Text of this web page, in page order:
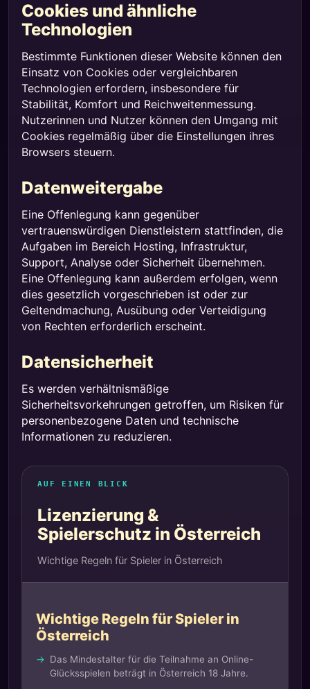
Cookies und ähnliche
Technologien
Bestimmte Funktionen dieser Website können den
Einsatz von Cookies oder vergleichbaren
Technologien erfordern, insbesondere für
Stabilität, Komfort und Reichweitenmessung.
Nutzerinnen und Nutzer können den Umgang mit
Cookies regelmäßig über die Einstellungen ihres
Browsers steuern.
Datenweitergabe
Eine Offenlegung kann gegenüber
vertrauenswürdigen Dienstleistern stattfinden, die
Aufgaben im Bereich Hosting, Infrastruktur,
Support, Analyse oder Sicherheit übernehmen.
Eine Offenlegung kann außerdem erfolgen, wenn
dies gesetzlich vorgeschrieben ist oder zur
Geltendmachung, Ausübung oder Verteidigung
von Rechten erforderlich erscheint.
Datensicherheit
Es werden verhältnismäßige
Sicherheitsvorkehrungen getroffen, um Risiken für
personenbezogene Daten und technische
Informationen zu reduzieren.
AUF EINEN BLICK
Lizenzierung &
Spielerschutz in Österreich
Wichtige Regeln für Spieler in Österreich
Wichtige Regeln für Spieler in
Österreich
Das Mindestalter für die Teilnahme an Online-
Glücksspielen beträgt in Österreich 18 Jahre.